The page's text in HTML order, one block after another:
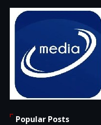
Popular Posts